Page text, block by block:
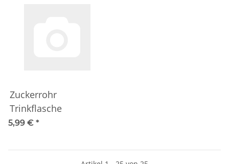
Zuckerrohr
Trinkflasche
5,99 € *